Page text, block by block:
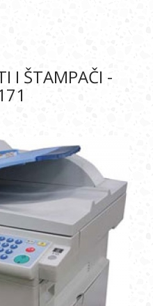
I ŠTAMPAČI -